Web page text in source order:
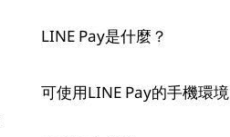
LINE Pay是什麼？
可使用LINE Pay的手機環境